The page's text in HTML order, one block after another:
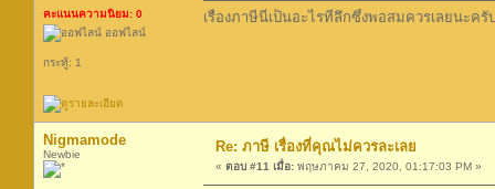
คะแนนความนิยม: 0
ออฟไลน์
กระทู้: 1
เรื่องภาษีนี่เป็นอะไรที่ลึกซึ้งพอสมควรเลยนะครั
Nigmamode
Newbie Re: ภาษี เรื่องที่คุณไม่ควรละเลย
« ตอบ #11 เมื่อ: พฤษภาคม 27, 2020, 01:17:03 PM »